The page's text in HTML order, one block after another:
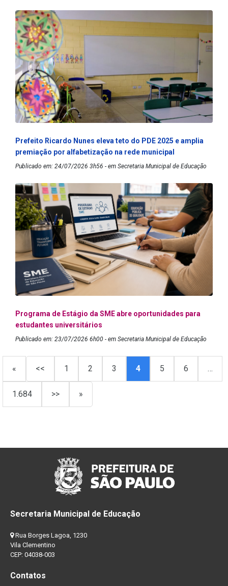
Prefeito Ricardo Nunes eleva teto do PDE 2025 e amplia
premiação por alfabetização na rede municipal
Publicado em: 24/07/2026 3h56 - em Secretaria Municipal de Educação
Programa de Estágio da SME abre oportunidades para
estudantes universitários
Publicado em: 23/07/2026 6h00 - em Secretaria Municipal de Educação
« << 1 2 3 4 5 6 …
1.684 >> »
Secretaria Municipal de Educação
Rua Borges Lagoa, 1230
Vila Clementino
CEP: 04038-003
Contatos